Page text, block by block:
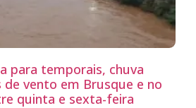
para temporais, chuva
de vento em Brusque e no
quinta e sexta-feira